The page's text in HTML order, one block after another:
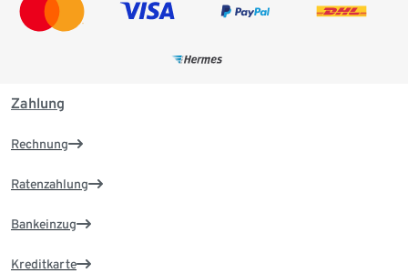
Zahlung
Rechnung
Ratenzahlung
Bankeinzug
Kreditkarte